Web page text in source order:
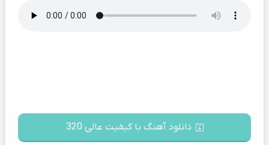
دانلود آهنگ با کیفیت عالی 320